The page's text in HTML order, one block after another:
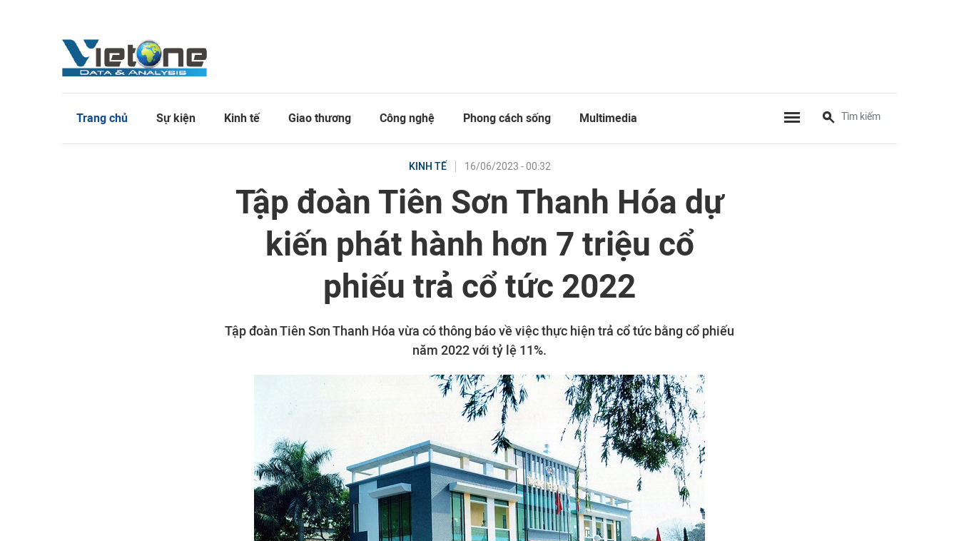
Trang chủ Sự kiện Kinh tế Giao thương Công nghệ Phong cách sống Multimedia
KINH TẾ 16/06/2023 - 00:32
Tập đoàn Tiên Sơn Thanh Hóa dự
kiến phát hành hơn 7 triệu cổ
phiếu trả cổ tức 2022
Tập đoàn Tiên Sơn Thanh Hóa vừa có thông báo về việc thực hiện trả cổ tức bằng cổ phiếu
năm 2022 với tỷ lệ 11%.